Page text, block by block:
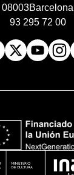
08003Barcelona
93 295 72 00